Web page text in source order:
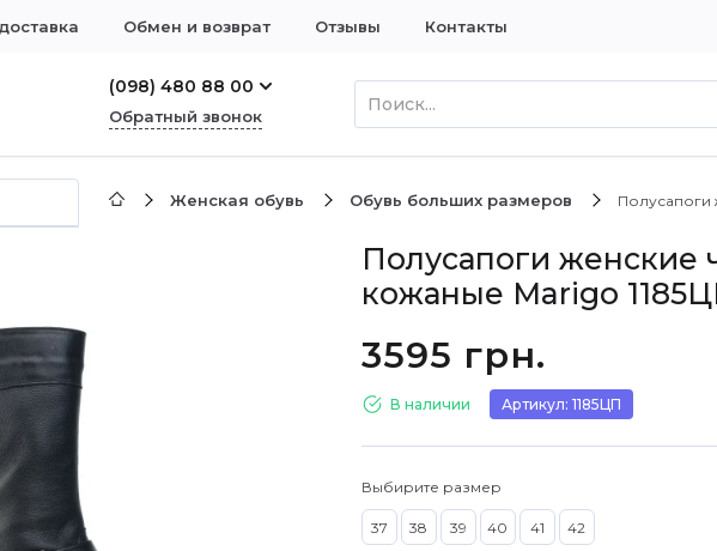
Обмен и возврат Отзывы Контакты
(098) 480 88 00
Обратный звонок
Женская обувь Обувь больших размеров Полусапоги
Полусапоги женские
кожаные Marigo
3595 грн.
В наличии Артикул: 1185ЦП
Выбирите размер
37 38 39 40 41 42